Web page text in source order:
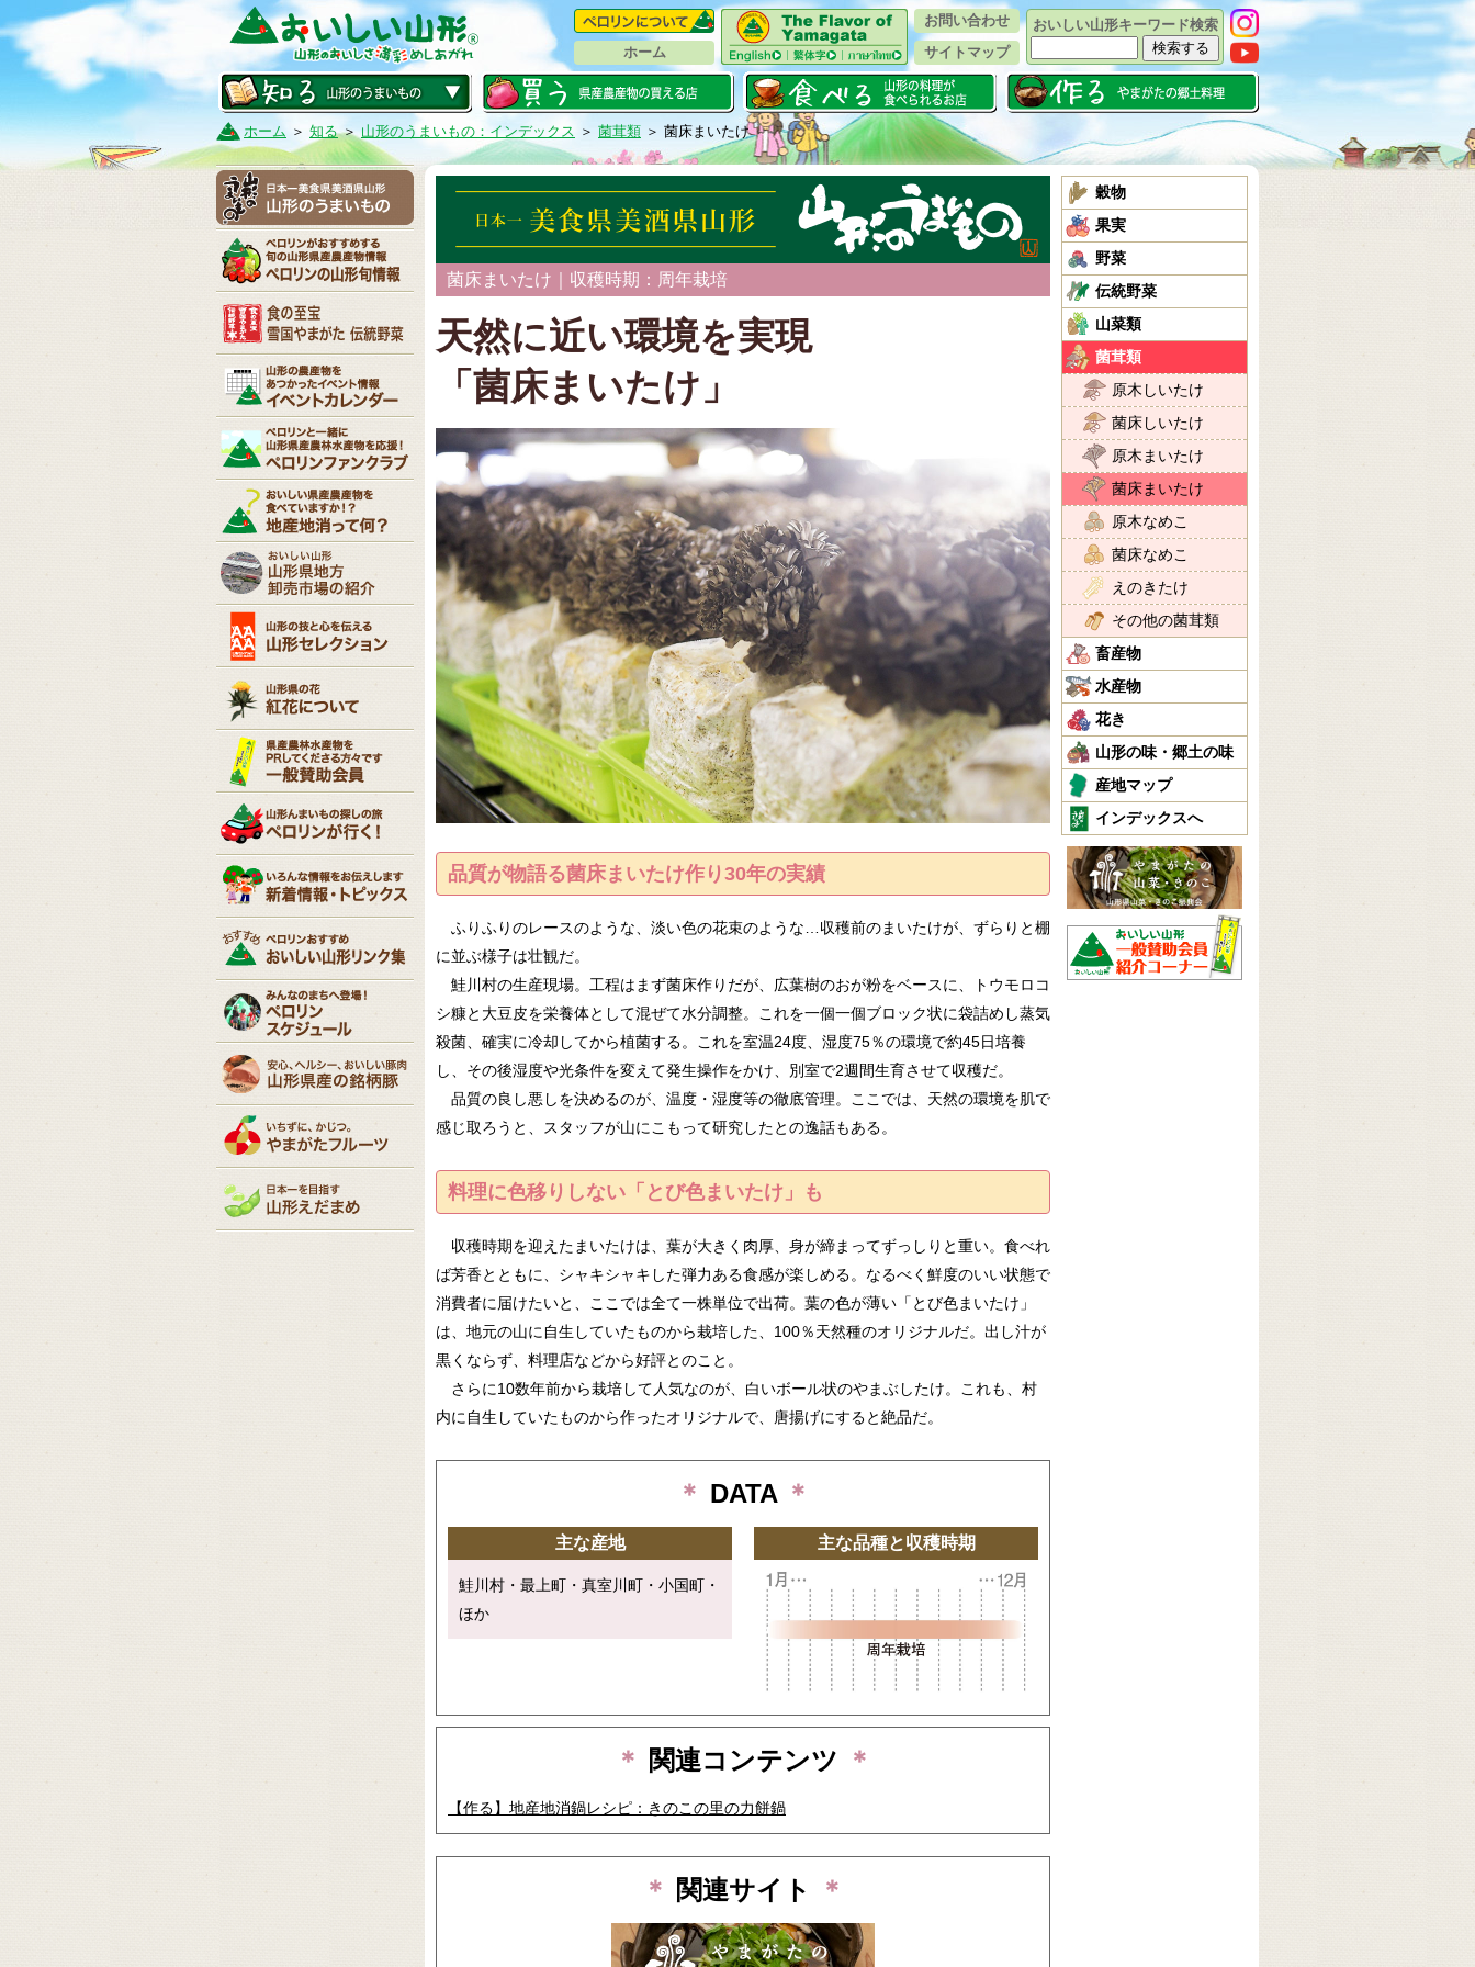
おいしい山形キーワード検索
ホーム
お問い合わせ
サイトマップ
ホーム ＞ 知る＞山形のうまいもの：インデックス ＞ 菌茸類 ＞ 菌床まいたけ
菌床まいたけ｜収穫時期：周年栽培
天然に近い環境を実現
「菌床まいたけ」
品質が物語る菌床まいたけ作り30年の実績
ふりふりのレースのような、淡い色の花束のような…収穫前のまいたけが、ずらりと棚
に並ぶ様子は壮観だ。
鮭川村の生産現場。工程はまず菌床作りだが、広葉樹のおが粉をベースに、トウモロコ
シ糠と大豆皮を栄養体として混ぜて水分調整。これを一個一個ブロック状に袋詰めし蒸気
殺菌、確実に冷却してから植菌する。これを室温24度、湿度75％の環境で約45日培養
し、その後湿度や光条件を変えて発生操作をかけ、別室で2週間生育させて収穫だ。
品質の良し悪しを決めるのが、温度・湿度等の徹底管理。ここでは、天然の環境を肌で
感じ取ろうと、スタッフが山にこもって研究したとの逸話もある。
料理に色移りしない 「とび色まいたけ」も
収穫時期を迎えたまいたけは、葉が大きく肉厚、身が締まってずっしりと重い。食べれ
ば芳香とともに、シャキシャキした弾力ある食感が楽しめる。なるべく鮮度のいい状態で
消費者に届けたいと、ここでは全て一株単位で出荷。葉の色が薄い「とび色まいたけ」
は、地元の山に自生していたものから栽培した、100％天然種のオリジナルだ。出し汁が
黒くならず、料理店などから好評とのこと。
さらに10数年前から栽培して人気なのが、白いボール状のやまぶしたけ。これも、村
内に自生していたものから作ったオリジナルで、唐揚げにすると絶品だ。
＊ DATA ＊
主な産地
鮭川村・最上町・真室川町・小国町・
ほか
主な品種と収穫時期
＊ 関連コンテンツ ＊
【作る】地産地消鍋レシピ：きのこの里の力餅鍋
＊ 関連サイト ＊
穀物
果実
野菜
伝統野菜
山菜類
菌茸類
原木しいたけ
菌床しいたけ
原木まいたけ
菌床まいたけ
原木なめこ
菌床なめこ
えのきたけ
その他の菌茸類
畜産物
水産物
花き
山形の味・郷土の味
産地マップ
インデックスへ